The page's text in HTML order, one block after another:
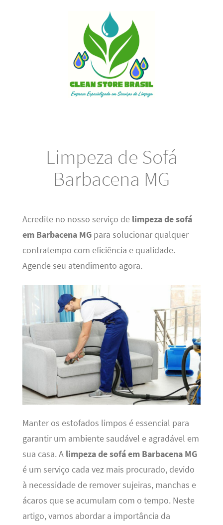
Limpeza de Sofá
Barbacena MG
Acredite no nosso serviço de limpeza de sofá
em Barbacena MGpara solucionar qualquer
contratempo com eficiência e qualidade.
Agende seu atendimento agora.
Manter os estofados limpos é essencial para
garantir um ambiente saudável e agradável em
sua casa. A limpeza de sofá em Barbacena MG
é um serviço cada vez mais procurado, devido
à necessidade de remover sujeiras, manchas e
ácaros que se acumulam com o tempo. Neste
artigo, vamos abordar a importância da